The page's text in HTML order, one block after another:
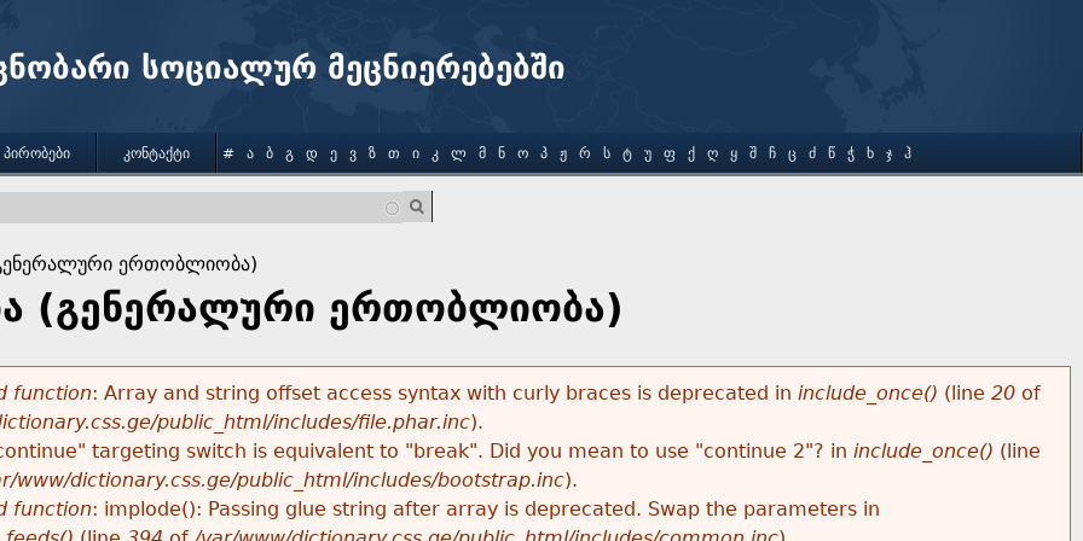
სოციალურ მეცნიერებებში
ერთობლიობა)
(გენერალური ერთობლიობა)
function: Array and string offset access syntax with curly braces is deprecated in include_once() (line 20of
public_html/includes/file.phar.inc).
targeting switch is equivalent to "break". Did you mean to use "continue 2"? in include_once() (line
www/dictionary.css.ge/public_html/includes/bootstrap.inc).
function: implode(): Passing glue string after array is deprecated. Swap the parameters in
ᲞᲘᲠᲝᲑᲔᲑᲘ ᲙᲝᲜᲢᲐᲥᲢᲘ # Ა Ბ Გ Დ Ე Ვ Ზ Თ Ი Კ Ლ Მ Ნ Ო Პ Ჟ Რ Ს Ტ Უ Ფ Ქ Ღ Ყ Შ Ჩ Ც Ძ Წ Ჭ Ხ Ჯ Ჰ